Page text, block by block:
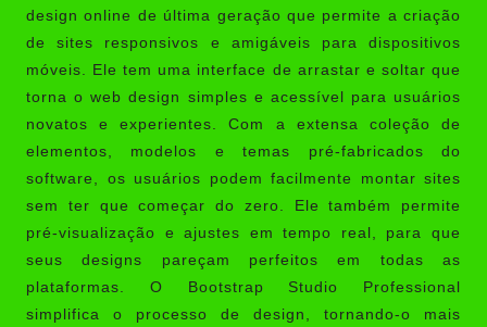
design online de última geração que permite a criação
de sites responsivos e amigáveis ​​para dispositivos
móveis. Ele tem uma interface de arrastar e soltar que
torna o web design simples e acessível para usuários
novatos e experientes. Com a extensa coleção de
elementos, modelos e temas pré-fabricados do
software, os usuários podem facilmente montar sites
sem ter que começar do zero. Ele também permite
pré-visualização e ajustes em tempo real, para que
seus designs pareçam perfeitos em todas as
plataformas. O Bootstrap Studio Professional
simplifica o processo de design, tornando-o mais